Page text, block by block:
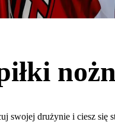
swojej drużynie i ciesz się